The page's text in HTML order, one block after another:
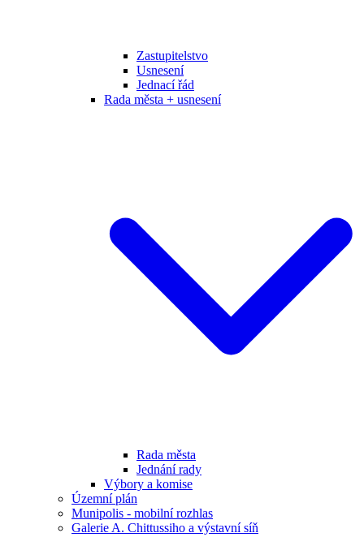
Zastupitelstvo
Usnesení
Jednací řád
Rada města + usnesení
Rada města
Jednání rady
Výbory a komise
Územní plán
Munipolis - mobilní rozhlas
Galerie A. Chittussiho a výstavní síň